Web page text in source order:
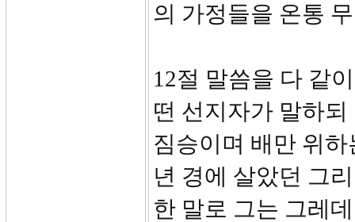
의 가정들을 온통
12절 말씀을 다 같
떤 선지자가 말하
짐승이며 배만 위하
년 경에 살았던 그
한 말로 그는 그레